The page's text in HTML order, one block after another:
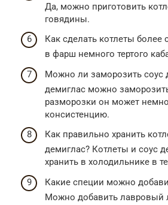
Да, можно приготовить
говядины.
Как сделать котлеты более
в фарш немного тертого
Можно ли заморозить соус
демиглас можно
разморозки он может
консистенцию.
Как правильно хранить
демиглас? Котлеты и соус
хранить в холодильнике в
Какие специи можно
Можно добавить лавровый